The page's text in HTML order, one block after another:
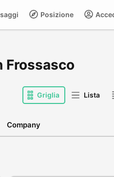
Posizione
Griglia Lista
Company